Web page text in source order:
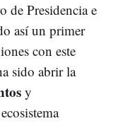
de Presidencia e
así un primer
con este
sido abrir la
y